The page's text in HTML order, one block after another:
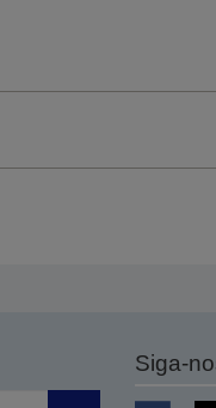
Siga-